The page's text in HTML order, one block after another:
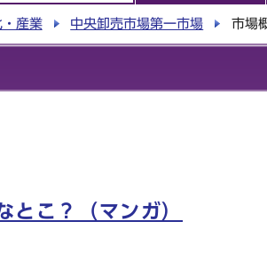
産業 中央卸売市場第一市場 市場
とこ？（マンガ）